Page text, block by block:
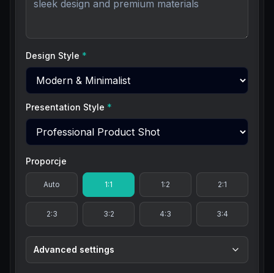
Design Style *
Presentation Style *
Proporcje
Auto 1:1 1:2 2:1
2:3 3:2 4:3 3:4
Advanced settings